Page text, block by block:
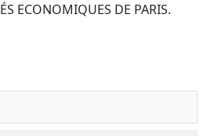
ECONOMIQUES DE PARIS.